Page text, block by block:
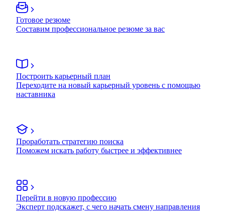
Готовое резюме
Составим профессиональное резюме за вас
Построить карьерный план
Переходите на новый карьерный уровень с помощью
наставника
Проработать стратегию поиска
Поможем искать работу быстрее и эффективнее
Перейти в новую профессию
Эксперт подскажет, с чего начать смену направления